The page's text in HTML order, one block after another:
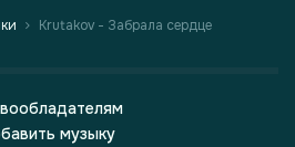
Krutakov - Забрала сердце
музыку